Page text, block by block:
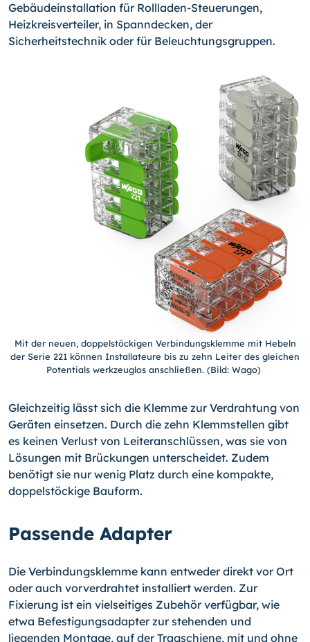
Gebäudeinstallation für Rollladen-Steuerungen,
Heizkreisverteiler, in Spanndecken, der
Sicherheitstechnik oder für Beleuchtungsgruppen.
Mit der neuen, doppelstöckigen Verbindungsklemme mit Hebeln
der Serie 221 können Installateure bis zu zehn Leiter des gleichen
Potentials werkzeuglos anschließen. (Bild: Wago)
Gleichzeitig lässt sich die Klemme zur Verdrahtung von
Geräten einsetzen. Durch die zehn Klemmstellen gibt
es keinen Verlust von Leiteranschlüssen, was sie von
Lösungen mit Brückungen unterscheidet. Zudem
benötigt sie nur wenig Platz durch eine kompakte,
doppelstöckige Bauform.
Passende Adapter
Die Verbindungsklemme kann entweder direkt vor Ort
oder auch vorverdrahtet installiert werden. Zur
Fixierung ist ein vielseitiges Zubehör verfügbar, wie
etwa Befestigungsadapter zur stehenden und
liegenden Montage, auf der Tragschiene, mit und ohne